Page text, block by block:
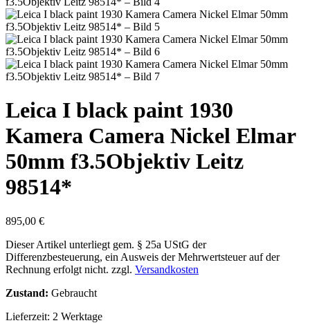
Leica I black paint 1930
Kamera Camera Nickel Elmar
50mm f3.5Objektiv Leitz
98514*
895,00 €
Dieser Artikel unterliegt gem. § 25a UStG der
Differenzbesteuerung, ein Ausweis der Mehrwertsteuer auf der
Rechnung erfolgt nicht. zzgl. Versandkosten
Zustand: Gebraucht
Lieferzeit: 2 Werktage